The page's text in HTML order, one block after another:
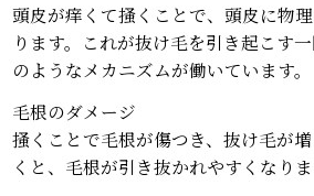
頭皮が痒くて掻くことで、頭皮に物
ります。これが抜け毛を引き起こす
のようなメカニズムが働いています。
毛根のダメージ
掻くことで毛根が傷つき、抜け毛が
くと、毛根が引き抜かれやすくなりま